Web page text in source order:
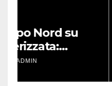
Sony torna
anni: le cuffie
potrebbero
10 AGOSTO 2026